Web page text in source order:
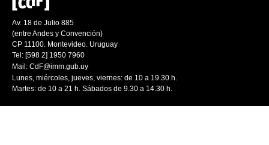
Av. 18 de Julio 885
(entre Andes y Convención)
CP 11100. Montevideo. Uruguay
Tel: [598 2] 1950 7960
Mail: CdF@imm.gub.uy
Lunes, miércoles, jueves, viernes: de 10 a 19.30 h.
Martes: de 10 a 21 h. Sábados de 9.30 a 14.30 h.